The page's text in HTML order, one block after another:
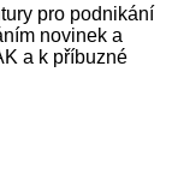
pro podnikání
novinek a
a k příbuzné